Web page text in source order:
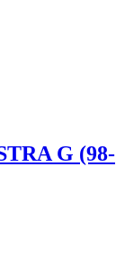
G (98-